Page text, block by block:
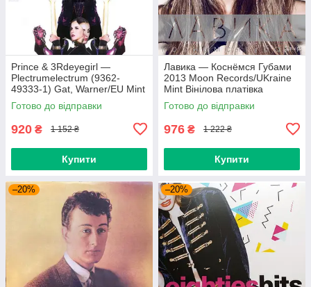
Prince & 3Rdeyegirl —
Plectrumelectrum (9362-
49333-1) Gat, Warner/EU Mint
Вінілова платівка (art.220362)
Готово до відправки
920 ₴ 1 152 ₴
Купити
Лавика — Коснёмся Губами
2013 Moon Records/UKraine
Mint Вінілова платівка
(art.221702)
Готово до відправки
976 ₴ 1 222 ₴
Купити
–20% –20%